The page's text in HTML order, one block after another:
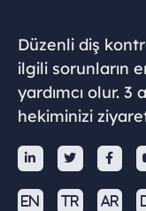
Düzenli diş
ilgili sorunların
yardımcı olur.
hekiminizi
  
EN TR AR